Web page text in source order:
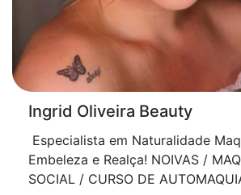
Ingrid Oliveira Beauty
Especialista em Naturalidade
Embeleza e Realça! NOIVAS /
SOCIAL / CURSO DE